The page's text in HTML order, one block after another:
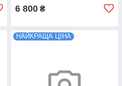
6 800 ₴
НАЙКРАЩА ЦІНА